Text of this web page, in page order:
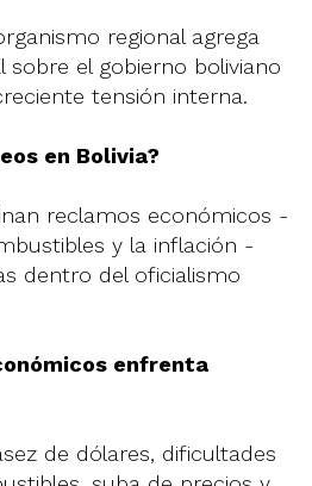
regional agrega
sobre el gobierno boliviano
tensión interna.
en Bolivia?
reclamos económicos -
y la inflación -
dentro del oficialismo
enfrenta
de dólares, dificultades